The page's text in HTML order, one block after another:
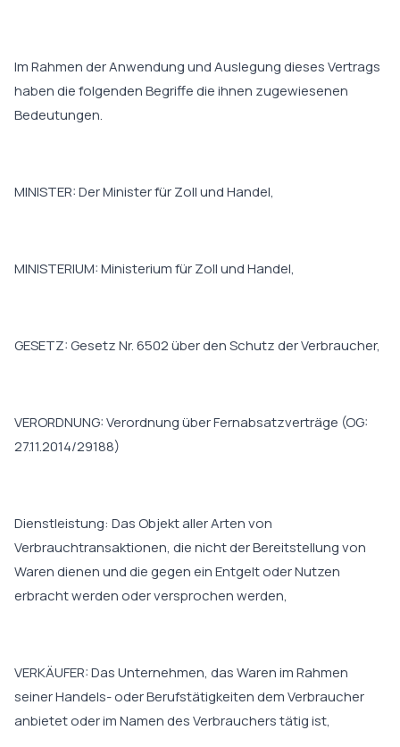
Im Rahmen der Anwendung und Auslegung dieses Vertrags
haben die folgenden Begriffe die ihnen zugewiesenen
Bedeutungen.
MINISTER: Der Minister für Zoll und Handel,
MINISTERIUM: Ministerium für Zoll und Handel,
GESETZ: Gesetz Nr. 6502 über den Schutz der Verbraucher,
VERORDNUNG: Verordnung über Fernabsatzverträge (OG:
27.11.2014/29188)
Dienstleistung: Das Objekt aller Arten von
Verbrauchtransaktionen, die nicht der Bereitstellung von
Waren dienen und die gegen ein Entgelt oder Nutzen
erbracht werden oder versprochen werden,
VERKÄUFER: Das Unternehmen, das Waren im Rahmen
seiner Handels- oder Berufstätigkeiten dem Verbraucher
anbietet oder im Namen des Verbrauchers tätig ist,